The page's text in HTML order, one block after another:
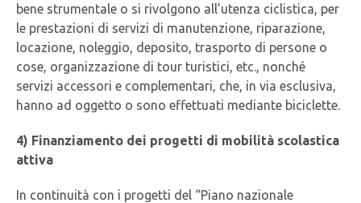
bene strumentale o si rivolgono all’utenza ciclistica, per
le prestazioni di servizi di manutenzione, riparazione,
locazione, noleggio, deposito, trasporto di persone o
cose, organizzazione di tour turistici, etc., nonché
servizi accessori e complementari, che, in via esclusiva,
hanno ad oggetto o sono effettuati mediante biciclette.
4) Finanziamento dei progetti di mobilità scolastica
attiva
In continuità con i progetti del “Piano nazionale